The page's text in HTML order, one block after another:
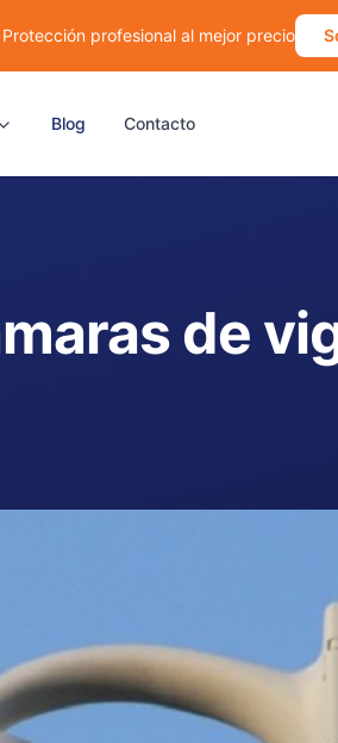
Protección profesional al mejor precio
Blog Contacto
de